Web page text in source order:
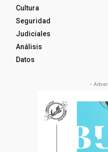
Cultura
Seguridad
Judiciales
Análisis
Datos
-